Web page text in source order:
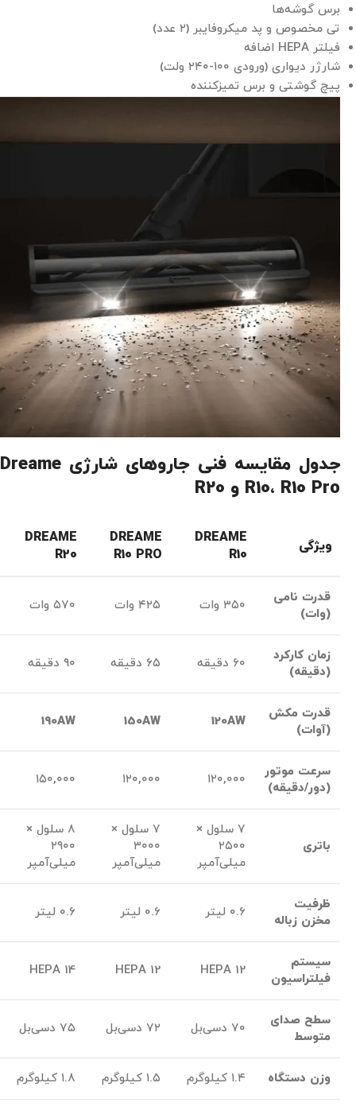
برس گوشه‌ها
تی مخصوص و پد میکروفایبر (۲ عدد)
فیلتر HEPA اضافه
شارژر دیواری (ورودی ۱۰۰-۲۴۰ ولت)
پیچ گوشتی و برس تمیزکننده
جدول مقایسه فنی جاروهای شارژی Dreame
R10، R10 Pro و R20
ویژگی
DREAME
R10
DREAME
R10 PRO
DREAME
R20
قدرت نامی
(وات)
۳۵۰ وات ۴۲۵ وات ۵۷۰ وات
زمان کارکرد
(دقیقه)
۶۰ دقیقه ۶۵ دقیقه ۹۰ دقیقه
قدرت مکش
(آوات)
120AW
150AW
190AW
سرعت موتور
(دور/دقیقه)
۱۲۰,۰۰۰ ۱۲۰,۰۰۰ ۱۵۰,۰۰۰
باتری
۷ سلول ×
۲۵۰۰
میلی‌آمپر
۷ سلول ×
۳۰۰۰
میلی‌آمپر
۸ سلول ×
۲۹۰۰
میلی‌آمپر
ظرفیت
مخزن زباله
۰.۶ لیتر ۰.۶ لیتر ۰.۶ لیتر
سیستم
فیلتراسیون
HEPA 12
HEPA 12
HEPA 14
سطح صدای
متوسط
۷۰ دسی‌بل ۷۲ دسی‌بل ۷۵ دسی‌بل
وزن دستگاه ۱.۴ کیلوگرم ۱.۵ کیلوگرم ۱.۸ کیلوگرم